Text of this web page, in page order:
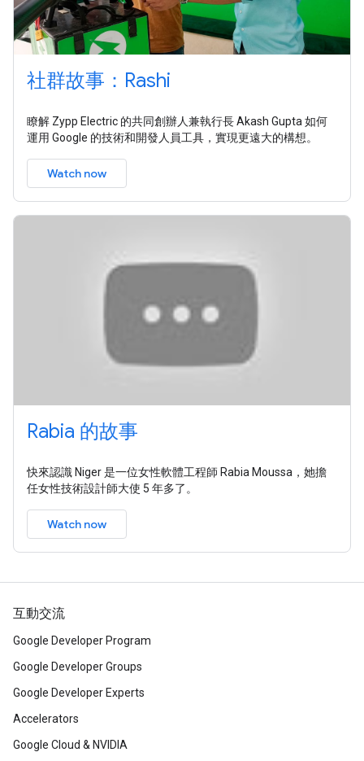
社群故事：Rashi
瞭解 Zypp Electric 的共同創辦人兼執行長 Akash Gupta 如何
運用 Google 的技術和開發人員工具，實現更遠大的構想。
Watch now
Rabia 的故事
快來認識 Niger 是一位女性軟體工程師 Rabia Moussa，她擔
任女性技術設計師大使 5 年多了。
Watch now
互動交流
Google Developer Program
Google Developer Groups
Google Developer Experts
Accelerators
Google Cloud & NVIDIA